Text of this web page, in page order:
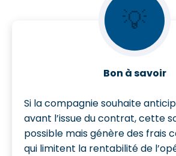
💡
Bon à savoir
Si la compagnie souhaite
avant l’issue du contrat, cette
possible mais génère des frais
qui limitent la rentabilité de